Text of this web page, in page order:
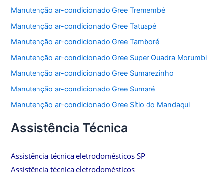
Manutenção ar-condicionado Gree Tremembé
Manutenção ar-condicionado Gree Tatuapé
Manutenção ar-condicionado Gree Tamboré
Manutenção ar-condicionado Gree Super Quadra Morumbi
Manutenção ar-condicionado Gree Sumarezinho
Manutenção ar-condicionado Gree Sumaré
Manutenção ar-condicionado Gree Sítio do Mandaqui
Assistência Técnica
Assistência técnica eletrodomésticos SP
Assistência técnica eletrodomésticos